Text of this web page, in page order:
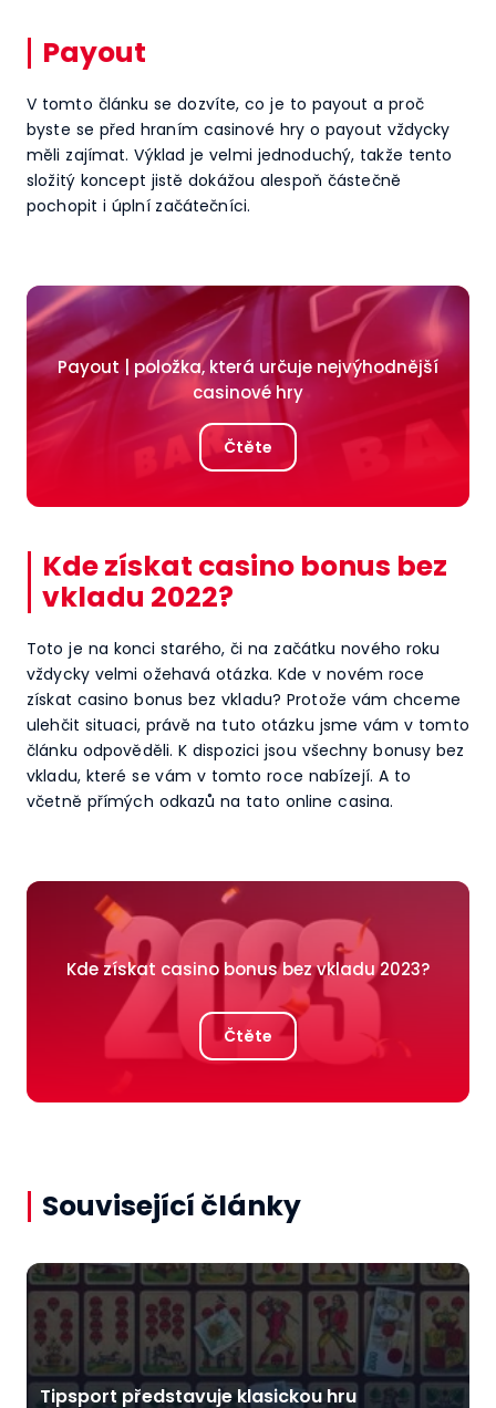
Payout
V tomto článku se dozvíte, co je to payout a proč
byste se před hraním casinové hry o payout vždycky
měli zajímat. Výklad je velmi jednoduchý, takže tento
složitý koncept jistě dokážou alespoň částečně
pochopit i úplní začátečníci.
Payout | položka, která určuje nejvýhodnější
casinové hry
Čtěte
Kde získat casino bonus bez
vkladu 2022?
Toto je na konci starého, či na začátku nového roku
vždycky velmi ožehavá otázka. Kde v novém roce
získat casino bonus bez vkladu? Protože vám chceme
ulehčit situaci, právě na tuto otázku jsme vám v tomto
článku odpověděli. K dispozici jsou všechny bonusy bez
vkladu, které se vám v tomto roce nabízejí. A to
včetně přímých odkazů na tato online casina.
Kde získat casino bonus bez vkladu 2023?
Čtěte
Související články
Tipsport představuje klasickou hru